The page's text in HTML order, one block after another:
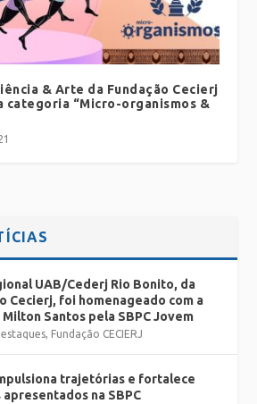
& Arte da Fundação Cecierj
categoria “Micro-organismos &
UAB/Cederj Rio Bonito, da
Cecierj, foi homenageado com a
Santos pela SBPC Jovem
, Fundação CECIERJ
trajetórias e fortalece
na SBPC